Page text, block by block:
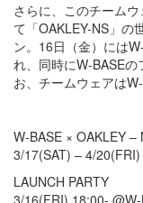
さらに、このチーム
て「OAKLEY-NS」の
ン。16日（金）には
れ、同時にW-BASE
お、チームウェアは
W-BASE × OAKLEY –
3/17(SAT) – 4/
LAUNCH PARTY